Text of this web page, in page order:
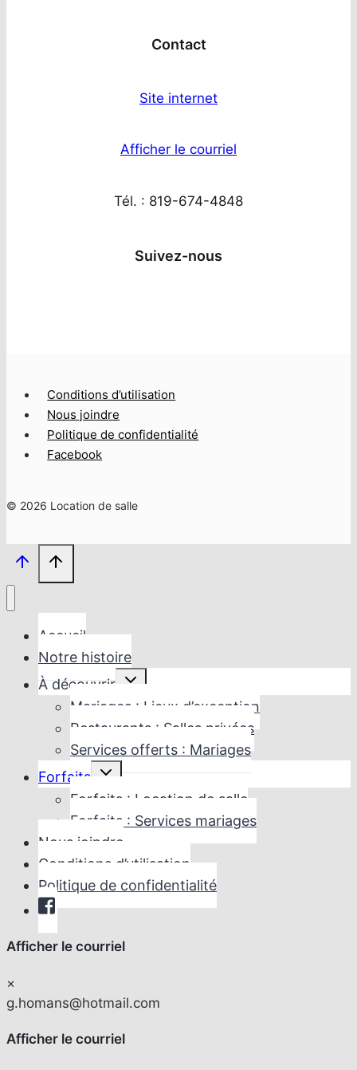
Contact
Site internet
Afficher le courriel
Tél. : 819-674-4848
Suivez-nous
Conditions d’utilisation
Nous joindre
Politique de confidentialité
Facebook
© 2026 Location de salle
Accueil
Notre histoire
À découvrir
Ouvrir/fermer
menu
Mariages : Lieux d’exception
Restaurants : Salles privées
Services offerts : Mariages
Forfaits
Ouvrir/fermer
menu
Forfaits : Location de salle
Forfaits : Services mariages
Nous joindre
Conditions d’utilisation
Politique de confidentialité
Afficher le courriel
×
g.homans@hotmail.com
Afficher le courriel